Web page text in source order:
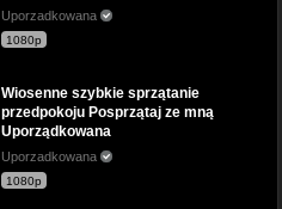
Uporzadkowana
1080p
Wiosenne szybkie sprzątanie
przedpokoju Posprzątaj ze mną
Uporządkowana
Uporzadkowana
1080p